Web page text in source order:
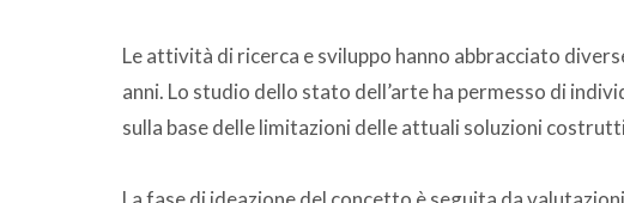
Le attività di ricerca e sviluppo hanno abbracciato
anni. Lo studio dello stato dell’arte ha permesso di
sulla base delle limitazioni delle attuali soluzioni